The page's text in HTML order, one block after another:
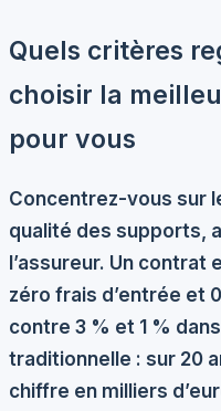
Quels critères
choisir la
pour vous
Concentrez-vous sur
qualité des supports,
l’assureur. Un
zéro frais d’entrée et
contre 3 % et 1 %
traditionnelle : sur 20
chiffre en milliers